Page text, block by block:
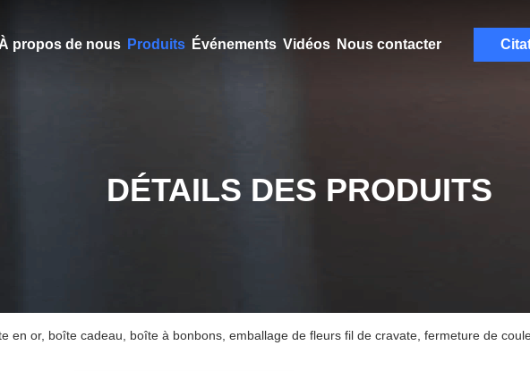
propos de nous Produits Événements Vidéos Nous contacter
DÉTAILS DES PRODUITS
en or, boîte cadeau, boîte à bonbons, emballage de fleurs fil de cravate, fermeture de